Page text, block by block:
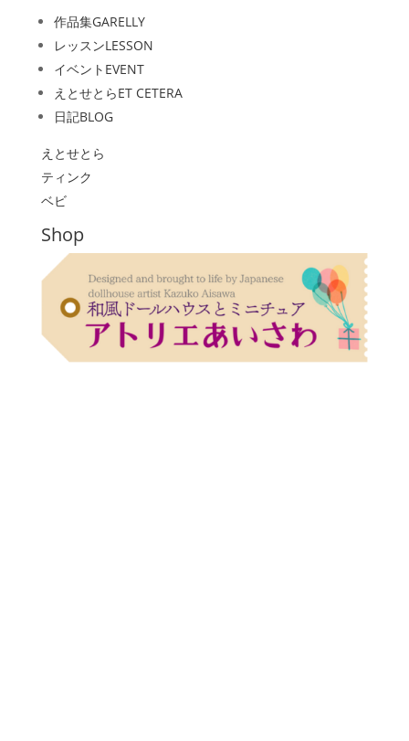
作品集GARELLY
レッスンLESSON
イベント EVENT
えとせとらET CETERA
日記BLOG
えとせとら
ティンク
ベビ
Shop